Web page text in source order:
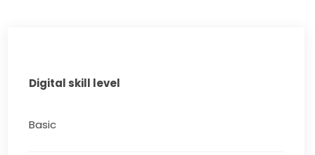
Digital skill level
Basic